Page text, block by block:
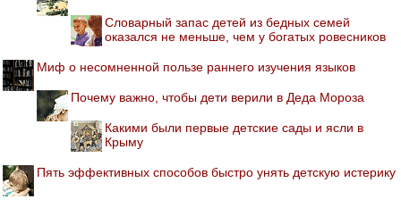
Словарный запас детей из бедных семей
оказался не меньше, чем у богатых ровесников
Миф о несомненной пользе раннего изучения языков
Почему важно, чтобы дети верили в Деда Мороза
Какими были первые детские сады и ясли в
Крыму
Пять эффективных способов быстро унять детскую истерику